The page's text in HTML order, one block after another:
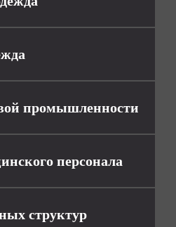
промышленности
персонала
структур